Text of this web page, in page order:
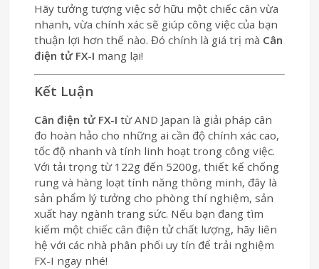
Hãy tưởng tượng việc sở hữu một chiếc cân vừa
nhanh, vừa chính xác sẽ giúp công việc của bạn
thuận lợi hơn thế nào. Đó chính là giá trị mà Cân
điện tử FX-I mang lại!
Kết Luận
Cân điện tử FX-I từ AND Japan là giải pháp cân
đo hoàn hảo cho những ai cần độ chính xác cao,
tốc độ nhanh và tính linh hoạt trong công việc.
Với tải trọng từ 122g đến 5200g, thiết kế chống
rung và hàng loạt tính năng thông minh, đây là
sản phẩm lý tưởng cho phòng thí nghiệm, sản
xuất hay ngành trang sức. Nếu bạn đang tìm
kiếm một chiếc cân điện tử chất lượng, hãy liên
hệ với các nhà phân phối uy tín để trải nghiệm
FX-I ngay nhé!